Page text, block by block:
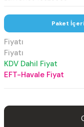
Paket
Fiyatı
Fiyatı
KDV Dahil Fiyat
EFT-Havale Fiyat